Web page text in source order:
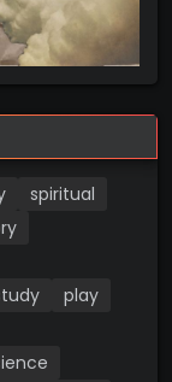
spiritual
play